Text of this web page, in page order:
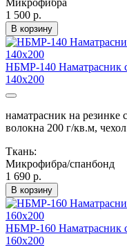
1 500 р.
В корзину
НБМР-140 Наматрасник
140х200
наматрасник на резинке
волокна 200 г/кв.м,
Ткань:
Микрофибра/спанбонд
1 690 р.
В корзину
НБМР-160 Наматрасник
160х200